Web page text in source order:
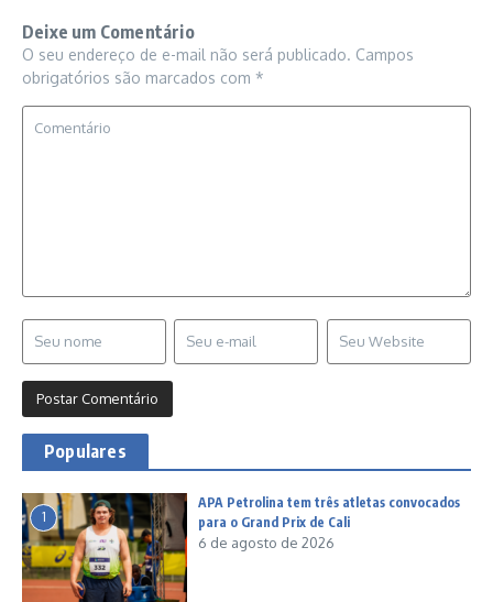
Deixe um Comentário
O seu endereço de e-mail não será publicado. Campos
obrigatórios são marcados com *
Populares
1
APA Petrolina tem três atletas convocados
para o Grand Prix de Cali
6 de agosto de 2026